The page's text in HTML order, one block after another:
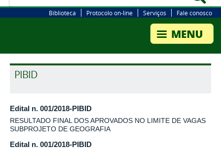
Biblioteca Protocolo on-line Serviços Fale conosco
PIBID
Edital n. 001/2018-PIBID
RESULTADO FINAL DOS APROVADOS NO LIMITE DE VAGAS
SUBPROJETO DE GEOGRAFIA
Edital n. 001/2018-PIBID